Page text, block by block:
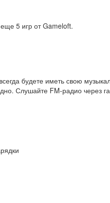
5 игр от Gameloft.
будете иметь свою
Слушайте FM-радио через